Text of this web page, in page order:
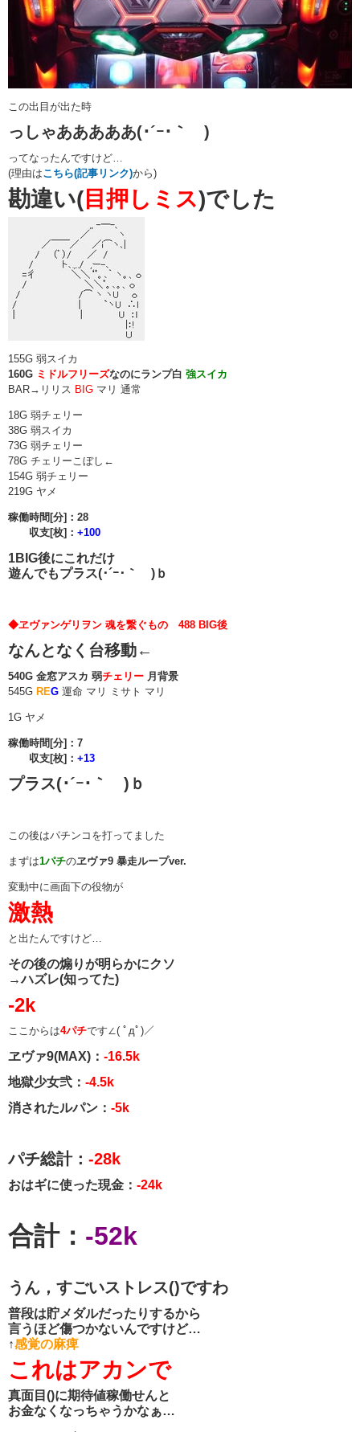
この出目が出た時
っしゃあああああ(･´ｰ･｀ )
ってなったんですけど…
(理由はこちら(記事リンク)から)
勘違い( 目押しミス)でした
155G 弱スイカ
160G ミドルフリーズなのにランプ白 強スイカ
BAR→リリス BIG マリ 通常
18G 弱チェリー
38G 弱スイカ
73G 弱チェリー
78G チェリーこぼし←
154G 弱チェリー
219G ヤメ
稼働時間[分]：28
収支[枚]： +100
1BIG後にこれだけ
遊んでもプラス(･´ｰ･｀ )ｂ
◆ヱヴァンゲリヲン 魂を繋ぐもの 488 BIG後
なんとなく台移動←
540G 金窓アスカ 弱チェリー 月背景
545G REG 運命 マリ ミサト マリ
1G ヤメ
稼働時間[分]：7
収支[枚]： +13
プラス(･´ｰ･｀ )ｂ
この後はパチンコを打ってました
まずは1パチのヱヴァ9 暴走ループver.
変動中に画面下の役物が
激熱
と出たんですけど…
その後の煽りが明らかにクソ
→ハズレ(知ってた)
-2k
ここからは4パチです∠( ﾟдﾟ)／
ヱヴァ9(MAX)： -16.5k
地獄少女弐： -4.5k
消されたルパン： -5k
パチ総計： -28k
おはギに使った現金： -24k
合計： -52k
うん，すごいストレス()ですわ
普段は貯メダルだったりするから
言うほど傷つかないんですけど…
↑感覚の麻痺
これはアカンで
真面目()に期待値稼働せんと
お金なくなっちゃうかなぁ…